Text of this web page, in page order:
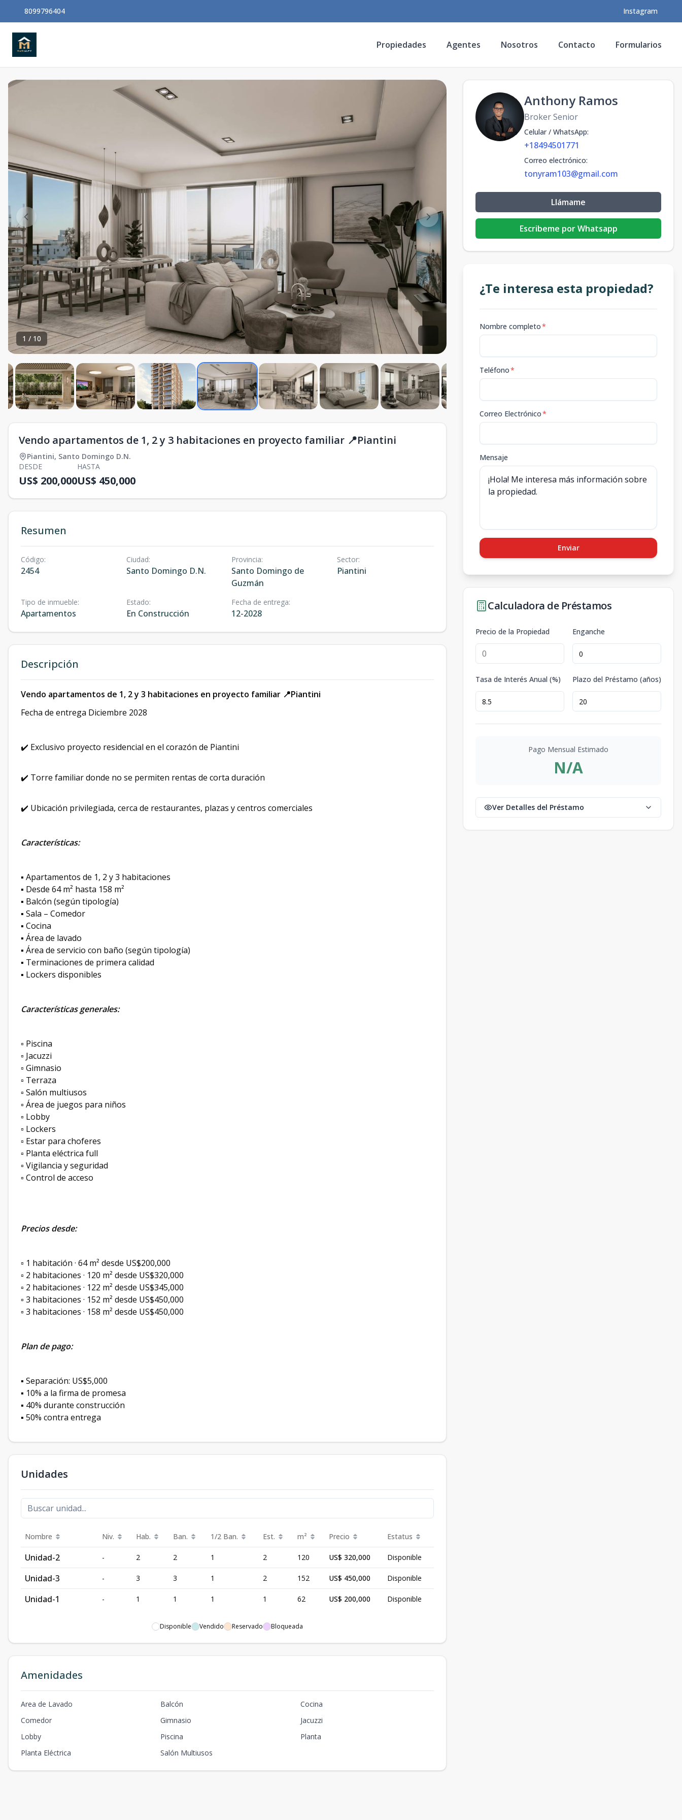
8099796404 Instagram
Propiedades Agentes Nosotros Contacto Formularios
1 / 10
Vendo apartamentos de 1, 2 y 3 habitaciones en proyecto familiar 📍Piantini
Piantini, Santo Domingo D.N.
DESDE
US$ 200,000
HASTA
US$ 450,000
Resumen
Código:
2454
Ciudad:
Santo Domingo D.N.
Provincia:
Santo Domingo de
Guzmán
Sector:
Piantini
Tipo de inmueble:
Apartamentos
Estado:
En Construcción
Fecha de entrega:
12-2028
Descripción
Vendo apartamentos de 1, 2 y 3 habitaciones en proyecto familiar 📍Piantini
Fecha de entrega Diciembre 2028
✔️ Exclusivo proyecto residencial en el corazón de Piantini
✔️ Torre familiar donde no se permiten rentas de corta duración
✔️ Ubicación privilegiada, cerca de restaurantes, plazas y centros comerciales
Características:
▪️ Apartamentos de 1, 2 y 3 habitaciones
▪️ Desde 64 m² hasta 158 m²
▪️ Balcón (según tipología)
▪️ Sala – Comedor
▪️ Cocina
▪️ Área de lavado
▪️ Área de servicio con baño (según tipología)
▪️ Terminaciones de primera calidad
▪️ Lockers disponibles
Características generales:
▫️ Piscina
▫️ Jacuzzi
▫️ Gimnasio
▫️ Terraza
▫️ Salón multiusos
▫️ Área de juegos para niños
▫️ Lobby
▫️ Lockers
▫️ Estar para choferes
▫️ Planta eléctrica full
▫️ Vigilancia y seguridad
▫️ Control de acceso
Precios desde:
▫️ 1 habitación · 64 m² desde US$200,000
▫️ 2 habitaciones · 120 m² desde US$320,000
▫️ 2 habitaciones · 122 m² desde US$345,000
▫️ 3 habitaciones · 152 m² desde US$450,000
▫️ 3 habitaciones · 158 m² desde US$450,000
Plan de pago:
▪️ Separación: US$5,000
▪️ 10% a la firma de promesa
▪️ 40% durante construcción
▪️ 50% contra entrega
Unidades
Nombre Niv. Hab. Ban. 1/2 Ban. Est. m² Precio Estatus
Unidad-2 - 2 2 1 2 120 US$ 320,000 Disponible
Unidad-3 - 3 3 1 2 152 US$ 450,000 Disponible
Unidad-1 - 1 1 1 1 62 US$ 200,000 Disponible
Disponible Vendido Reservado Bloqueada
Amenidades
Area de Lavado Balcón
Cocina
Comedor
Gimnasio
Jacuzzi
Lobby
Piscina
Planta
Planta Eléctrica
Salón Multiusos
Anthony Ramos
Broker Senior
Celular / WhatsApp:
+18494501771
Correo electrónico:
tonyram103@gmail.com
Llámame
Escribeme por Whatsapp
¿Te interesa esta propiedad?
Nombre completo*
Teléfono*
Correo Electrónico*
Mensaje
Enviar
Calculadora de Préstamos
Precio de la Propiedad Enganche
Tasa de Interés Anual (%) Plazo del Préstamo (años)
Pago Mensual Estimado
N/A
Ver Detalles del Préstamo